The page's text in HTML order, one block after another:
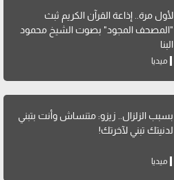
لأول مرة.. إذاعة القرآن الكريم ثبث
"المصحف المجود" بصوت الشيخ محمود
البنا
ميديا
بسبب الزلزال.. زيزو: متنساش وأنت بتبني
لدنيتك تبني لآخرتك!
ميديا